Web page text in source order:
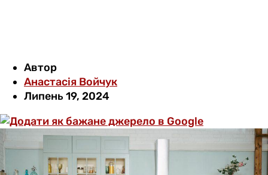
Автор
Анастасія Войчук
Липень 19, 2024